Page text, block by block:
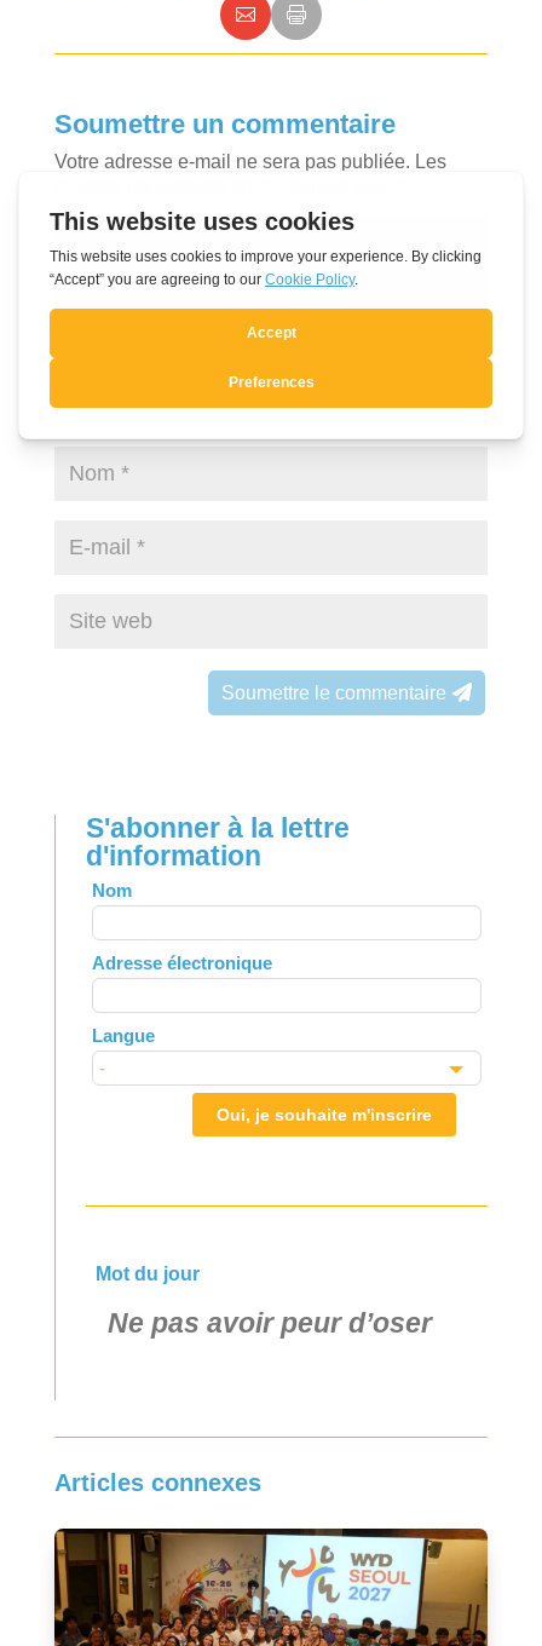
Soumettre un commentaire
Votre adresse e-mail ne sera pas publiée. Les
Soumettre le commentaire
S'abonner à la lettre
d'information
Leave
this
field
blank
Nom
Adresse électronique
Langue
Oui, je souhaite m'inscrire
Mot du jour
Ne pas avoir peur d’oser
Articles connexes